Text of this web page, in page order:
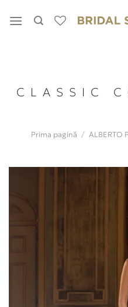
CLASSIC
Prima pagină / ALBERTO